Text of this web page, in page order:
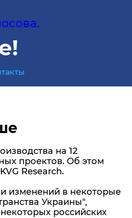
на 12
проектов. Об этом
Research.
изменений в некоторые
Украины",
российских